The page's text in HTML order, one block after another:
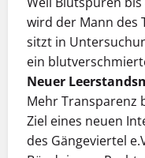
wird der Mann des
sitzt in
ein
Neuer
Mehr Transparenz
Ziel eines neuen
des Gängeviertel